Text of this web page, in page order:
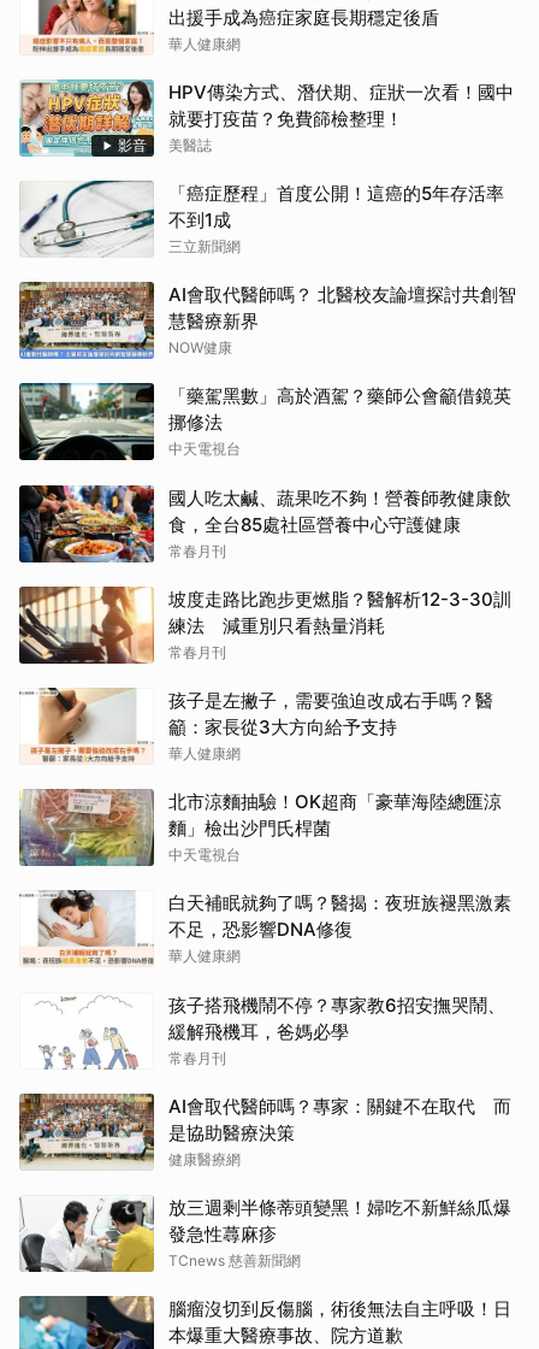
出援手成為癌症家庭長期穩定後盾
華人健康網
影音
HPV傳染方式、潛伏期、症狀一次看！國中
就要打疫苗？免費篩檢整理！
美醫誌
「癌症歷程」首度公開！這癌的5年存活率
不到1成
三立新聞網
AI會取代醫師嗎？ 北醫校友論壇探討共創智
慧醫療新界
NOW健康
「藥駕黑數」高於酒駕？藥師公會籲借鏡英
挪修法
中天電視台
國人吃太鹹、蔬果吃不夠！營養師教健康飲
食，全台85處社區營養中心守護健康
常春月刊
坡度走路比跑步更燃脂？醫解析12-3-30訓
練法 減重別只看熱量消耗
常春月刊
孩子是左撇子，需要強迫改成右手嗎？醫
籲：家長從3大方向給予支持
華人健康網
北市涼麵抽驗！OK超商「豪華海陸總匯涼
麵」檢出沙門氏桿菌
中天電視台
白天補眠就夠了嗎？醫揭：夜班族褪黑激素
不足，恐影響DNA修復
華人健康網
孩子搭飛機鬧不停？專家教6招安撫哭鬧、
緩解飛機耳，爸媽必學
常春月刊
AI會取代醫師嗎？專家：關鍵不在取代 而
是協助醫療決策
健康醫療網
放三週剩半條蒂頭變黑！婦吃不新鮮絲瓜爆
發急性蕁麻疹
TCnews 慈善新聞網
腦瘤沒切到反傷腦，術後無法自主呼吸！日
本爆重大醫療事故、院方道歉